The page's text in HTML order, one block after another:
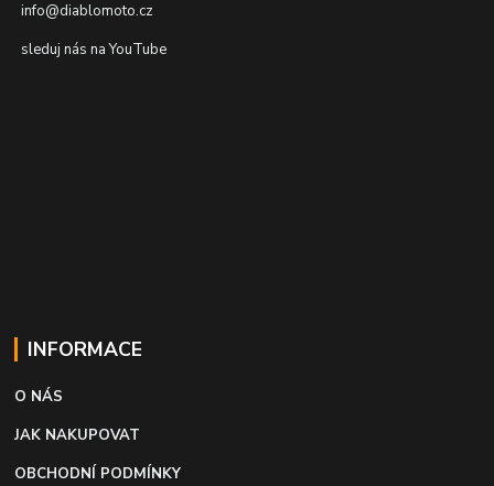
info@diablomoto.cz
sleduj nás na YouTube
INFORMACE
O NÁS
JAK NAKUPOVAT
OBCHODNÍ PODMÍNKY